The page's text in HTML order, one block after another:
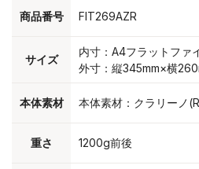
商品番号 FIT269AZR
サイズ
内寸：A4フラットファ
外寸：縦345mm×横
本体素材 本体素材：クラリーノ
重さ 1200g前後